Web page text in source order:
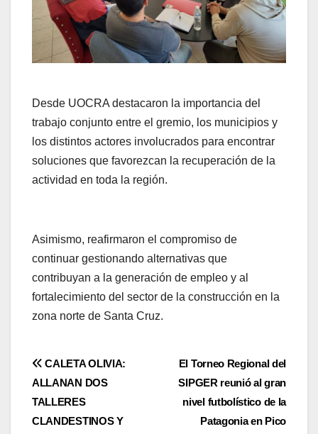
Desde UOCRA destacaron la importancia del
trabajo conjunto entre el gremio, los municipios y
los distintos actores involucrados para encontrar
soluciones que favorezcan la recuperación de la
actividad en toda la región.
Asimismo, reafirmaron el compromiso de
continuar gestionando alternativas que
contribuyan a la generación de empleo y al
fortalecimiento del sector de la construcción en la
zona norte de Santa Cruz.
Navegación
de
entradas
El Torneo Regional del
SIPGER reunió al gran
nivel futbolístico de la
Patagonia en Pico
CALETA OLIVIA:
ALLANAN DOS
TALLERES
CLANDESTINOS Y